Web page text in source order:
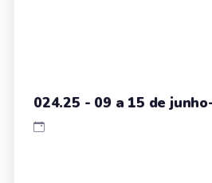
024.25 - 09 a 15 de